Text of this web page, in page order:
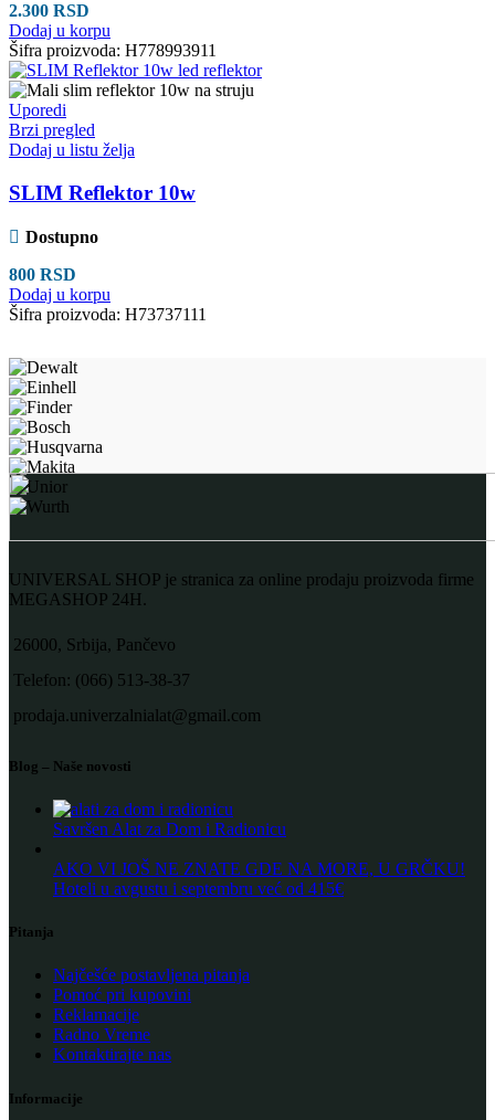
2.300 RSD
Dodaj u korpu
Šifra proizvoda: H778993911
Uporedi
Brzi pregled
Dodaj u listu želja
SLIM Reflektor 10w
Dostupno
800 RSD
Dodaj u korpu
Šifra proizvoda: H73737111
UNIVERSAL SHOP je stranica za online prodaju proizvoda firme
MEGASHOP 24H.
26000, Srbija, Pančevo
Telefon: (066) 513-38-37
prodaja.univerzalnialat@gmail.com
Blog – Naše novosti
Savršen Alat za Dom i Radionicu
AKO VI JOŠ NE ZNATE GDE NA MORE, U GRČKU!
Hoteli u avgustu i septembru već od 415€
Pitanja
Najčešće postavljena pitanja
Pomoć pri kupovini
Reklamacije
Radno Vreme
Kontaktirajte nas
Informacije